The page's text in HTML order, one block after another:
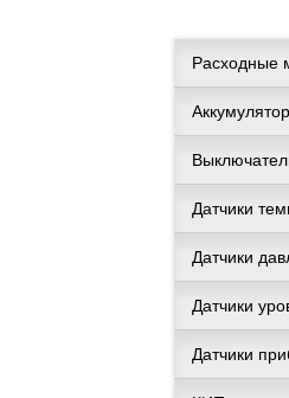
Расходные
Датчики
Датчики
Датчики
Датчики